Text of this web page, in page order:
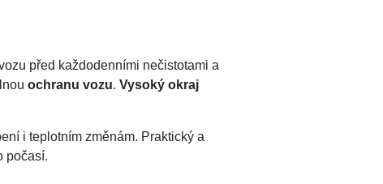
před každodenními nečistotami a
ochranu vozu.Vysoký okraj
i teplotním změnám. Praktický a
počasí.